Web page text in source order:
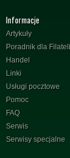
Informacje
Artykuły
Poradnik dla
Handel
Linki
Usługi pocztowe
Pomoc
FAQ
Serwis
Serwisy specjalne